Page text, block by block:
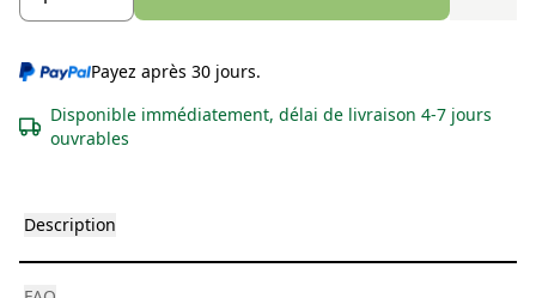
Payez après 30 jours.
Disponible immédiatement, délai de livraison 4-7 jours
ouvrables
Description